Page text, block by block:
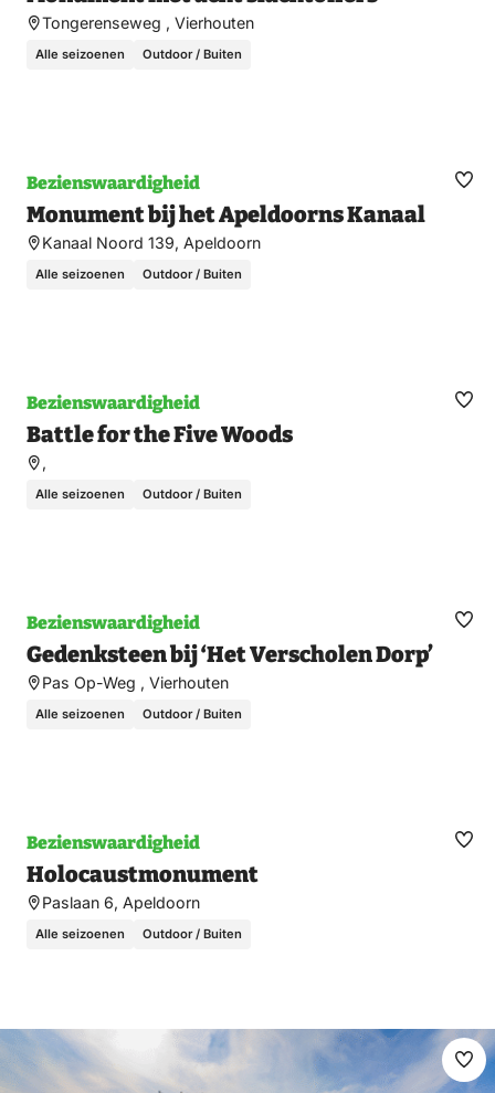
Tongerenseweg , Vierhouten
Alle seizoenen Outdoor / Buiten
Bezienswaardigheid
Monument bij het Apeldoorns Kanaal
Kanaal Noord 139, Apeldoorn
Alle seizoenen Outdoor / Buiten
Bezienswaardigheid
Battle for the Five Woods
,
Alle seizoenen Outdoor / Buiten
Bezienswaardigheid
Gedenksteen bij ‘Het Verscholen Dorp’
Pas Op-Weg , Vierhouten
Alle seizoenen Outdoor / Buiten
Bezienswaardigheid
Holocaustmonument
Paslaan 6, Apeldoorn
Alle seizoenen Outdoor / Buiten